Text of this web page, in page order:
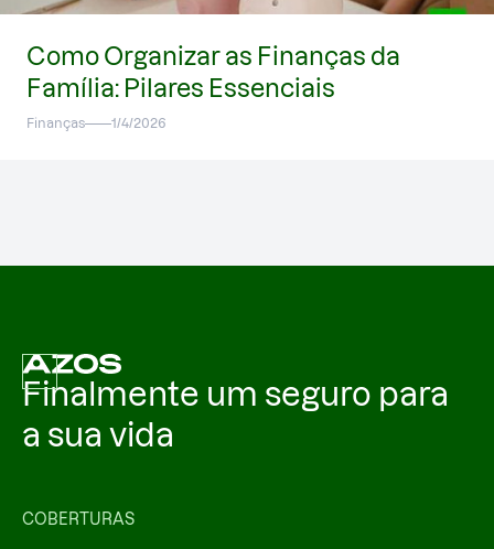
Como Organizar as Finanças da
Família: Pilares Essenciais
Finanças 1/4/2026
Finalmente um seguro para
a sua vida
COBERTURAS